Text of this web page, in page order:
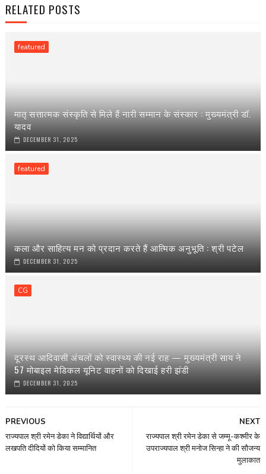
RELATED POSTS
featured
मातृ सत्तात्मक संस्कृति से मिले हैं नारी सम्मान के संस्कार : मुख्यमंत्री डॉ.
यादव
DECEMBER 31, 2025
featured
कला और साहित्य मन को प्रदान करते हैं आत्मिक अनुभूति : श्री पटेल
DECEMBER 31, 2025
CG
दूरस्थ आदिवासी अंचलों को स्वास्थ्य की नई राह — मुख्यमंत्री साय ने
57 मोबाइल मेडिकल यूनिट वाहनों को दिखाई हरी झंडी
DECEMBER 31, 2025
NEXT
राज्यपाल श्री रमेन डेका से जम्मू-कश्मीर के
उपराज्यपाल श्री मनोज सिन्हा ने की सौजन्य
मुलाकात
PREVIOUS
राज्यपाल श्री रमेन डेका ने विद्यार्थियों और
लखपति दीदियों को किया सम्मानित